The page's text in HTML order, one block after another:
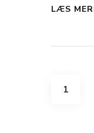
LÆS
PAGE
1